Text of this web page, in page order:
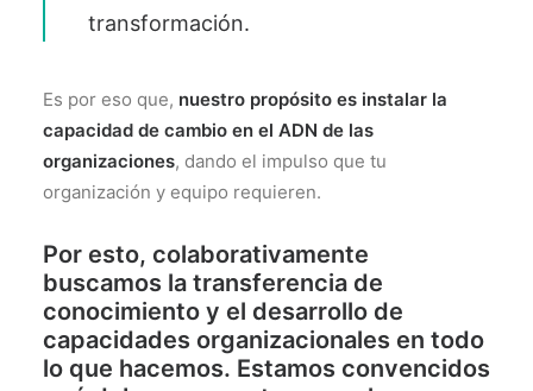
transformación.
Es por eso que, nuestro propósito es instalar la
capacidad de cambio en el ADN de las
organizaciones, dando el impulso que tu
organización y equipo requieren.
Por esto, colaborativamente
buscamos la transferencia de
conocimiento y el desarrollo de
capacidades organizacionales en todo
lo que hacemos. Estamos convencidos